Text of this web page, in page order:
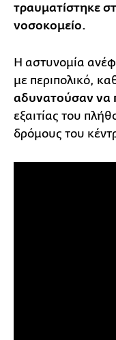
τραυματίστηκε
νοσοκομείο.
Η αστυνομία
με περιπολικό,
αδυνατούσαν να
εξαιτίας του
δρόμους του